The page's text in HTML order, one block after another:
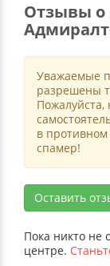
Отзывы о
Уважаемые
разрешены
в противном
спамер!
Оставить
Пока никто не
центре.